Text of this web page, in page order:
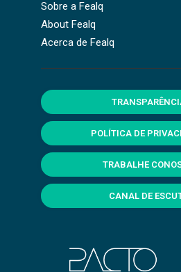
Sobre a Fealq
About Fealq
Acerca de Fealq
POLÍTICA DE
TRABALHE
CANAL DE